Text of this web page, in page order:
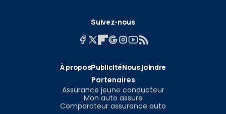
Suivez-nous
À proposPublicitéNous joindre
Partenaires
Assurance jeune conducteur
Mon auto assure
Comparateur assurance auto